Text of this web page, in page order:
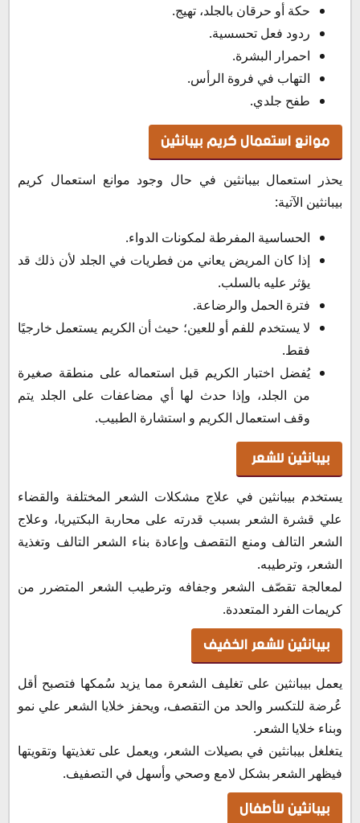
حكة أو حرقان بالجلد، تهيج.
ردود فعل تحسسية.
احمرار البشرة.
التهاب في فروة الرأس.
طفح جلدي.
موانع استعمال كريم بيبانثين
يحذر استعمال بيبانثين في حال وجود موانع استعمال كريم
بيبانثين الآتية:
الحساسية المفرطة لمكونات الدواء.
إذا كان المريض يعاني من فطريات في الجلد لأن ذلك قد
يؤثر عليه بالسلب.
فترة الحمل والرضاعة.
لا يستخدم للفم أو للعين؛ حيث أن الكريم يستعمل خارجيًا
فقط.
يُفضل اختبار الكريم قبل استعماله على منطقة صغيرة
من الجلد، وإذا حدث لها أي مضاعفات على الجلد يتم
وقف استعمال الكريم و استشارة الطبيب.
بيبانثين للشعر
يستخدم بيبانثين في علاج مشكلات الشعر المختلفة والقضاء
علي قشرة الشعر بسبب قدرته على محاربة البكتيريا، وعلاج
الشعر التالف ومنع التقصف وإعادة بناء الشعر التالف وتغذية
الشعر، وترطيبه.
لمعالجة تقصّف الشعر وجفافه وترطيب الشعر المتضرر من
كريمات الفرد المتعددة.
بيبانثين للشعر الخفيف
يعمل بيبانثين على تغليف الشعرة مما يزيد سُمكها فتصبح أقل
عُرضة للتكسر والحد من التقصف، ويحفز خلايا الشعر علي نمو
وبناء خلايا الشعر.
يتغلغل بيبانثين في بصيلات الشعر، ويعمل على تغذيتها وتقويتها
فيظهر الشعر بشكل لامع وصحي وأسهل في التصفيف.
بيبانثين للأطفال